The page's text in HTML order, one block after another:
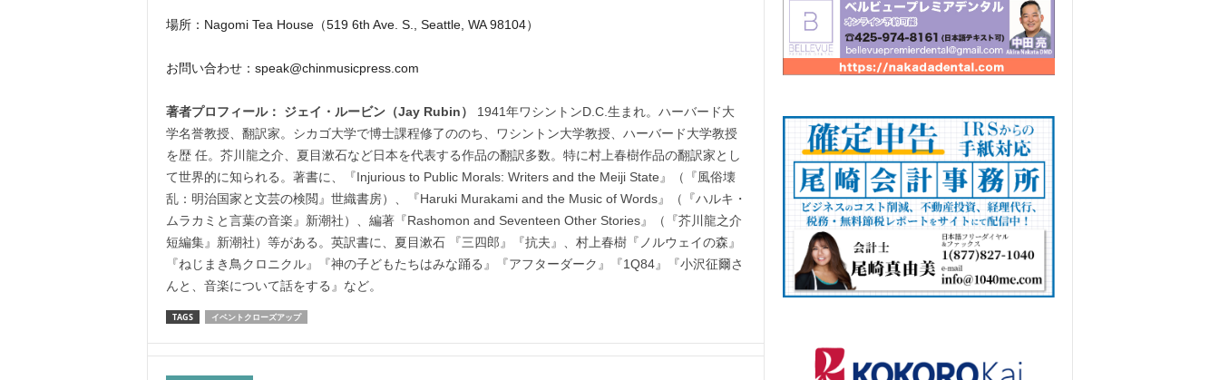
場所：Nagomi Tea House（519 6th Ave. S., Seattle, WA 98104）
お問い合わせ：speak@chinmusicpress.com
著者プロフィール： ジェイ・ルービン（Jay Rubin）
1941年ワシントンD.C.生まれ。ハーバード大
学名誉教授、翻訳家。シカゴ大学で博士課程修了ののち、ワシントン大学教授、ハーバード大学教授
を歴 任。芥川龍之介、夏目漱石など日本を代表する作品の翻訳多数。特に村上春樹作品の翻訳家とし
て世界的に知られる。著書に、『Injurious to Public Morals: Writers and the Meiji State』（『風俗壊
乱：明治国家と文芸の検閲』世織書房）、『Haruki Murakami and the Music of Words』（『ハルキ・
ムラカミと言葉の音楽』新潮社）、編著『Rashomon and Seventeen Other Stories』（『芥川龍之介
短編集』新潮社）等がある。英訳書に、夏目漱石 『三四郎』『抗夫』、村上春樹『ノルウェイの森』
『ねじまき鳥クロニクル』『神の子どもたちはみな踊る』『アフターダーク』『1Q84』『小沢征爾さ
んと、音楽について話をする』など。
TAGS イベントクローズアップ